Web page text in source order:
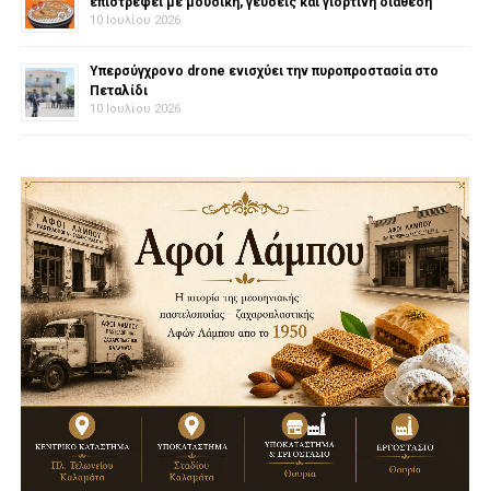
10 Ιουλίου 2026
Υπερσύγχρονο drone ενισχύει την πυροπροστασία στο
Πεταλίδι
10 Ιουλίου 2026